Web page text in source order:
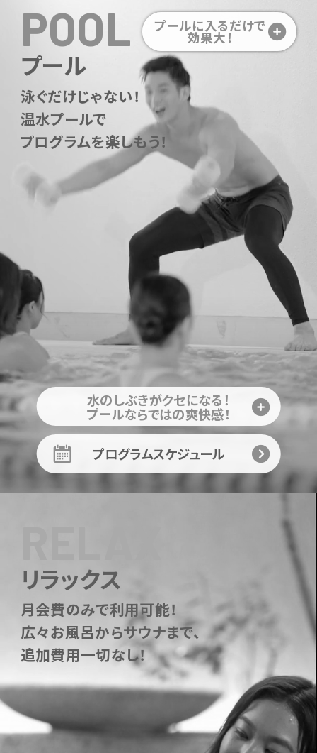
POOL
プール
泳ぐだけじゃない！
温水プールで
プログラムを楽しもう！
プールに入るだけで
効果大！
水のしぶきがクセになる！
プールならではの爽快感！
プログラムスケジュール
リラックス
月会費のみで利用可能！
広々お風呂からサウナまで、
追加費用一切なし！